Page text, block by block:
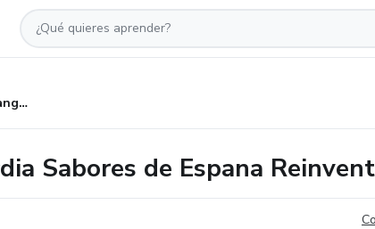
El Codigo de la Vanguardia Sabores de Espana Reinventados
Sabores de Espana